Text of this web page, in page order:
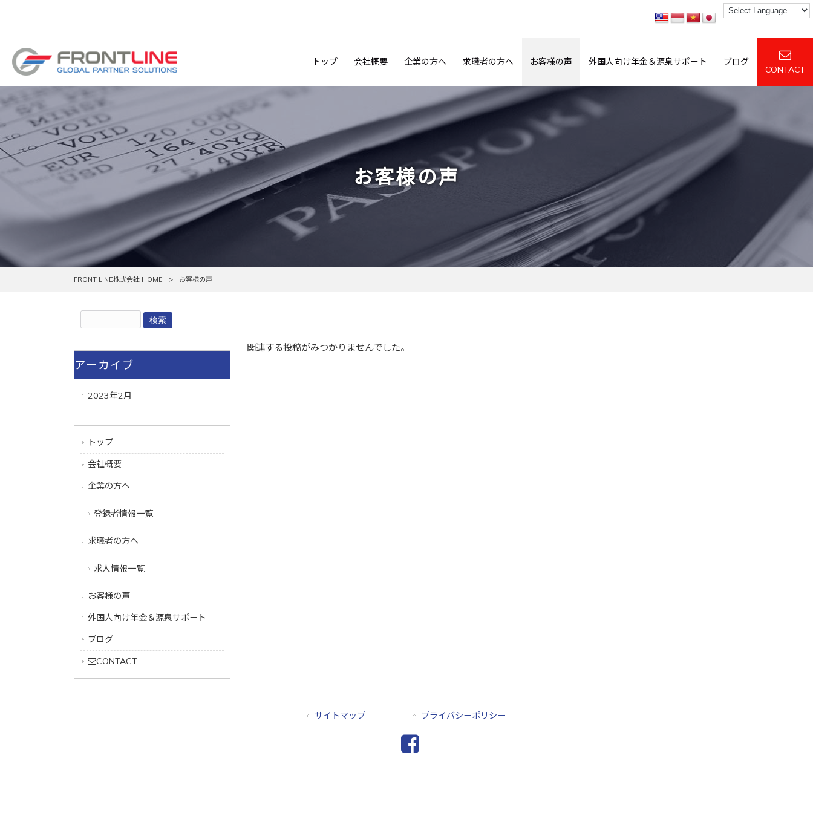
トップ 会社概要 企業の方へ 求職者の方へ お客様の声 外国人向け年金＆源泉サポート ブログ
CONTACT
お客様の声
FRONT LINE株式会社 HOME > お客様の声
関連する投稿がみつかりませんでした。
アーカイブ
2023年2月
トップ
会社概要
企業の方へ
登録者情報一覧
求職者の方へ
求人情報一覧
お客様の声
外国人向け年金＆源泉サポート
ブログ
CONTACT
サイトマップ プライバシーポリシー